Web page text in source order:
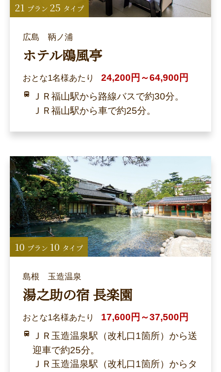
広島 鞆ノ浦
ホテル鴎風亭
おとな1名様あたり
24,200円～64,900円
ＪＲ福山駅から路線バスで約30分。
ＪＲ福山駅から車で約25分。
21 プラン 25 タイプ
島根 玉造温泉
湯之助の宿 長楽園
おとな1名様あたり
17,600円～37,500円
ＪＲ玉造温泉駅（改札口1箇所）から送
迎車で約25分。
ＪＲ玉造温泉駅（改札口1箇所）からタ
10 プラン 10 タイプ